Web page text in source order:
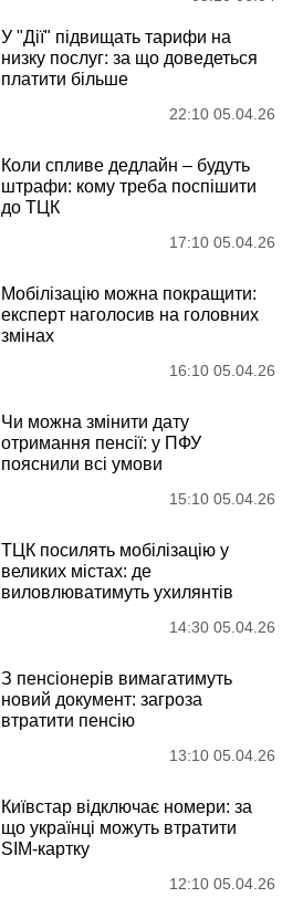
У "Дії" підвищать тарифи на
низку послуг: за що доведеться
платити більше
22:10 05.04.26
Коли спливе дедлайн – будуть
штрафи: кому треба поспішити
до ТЦК
17:10 05.04.26
Мобілізацію можна покращити:
експерт наголосив на головних
змінах
16:10 05.04.26
Чи можна змінити дату
отримання пенсії: у ПФУ
пояснили всі умови
15:10 05.04.26
ТЦК посилять мобілізацію у
великих містах: де
виловлюватимуть ухилянтів
14:30 05.04.26
З пенсіонерів вимагатимуть
новий документ: загроза
втратити пенсію
13:10 05.04.26
Київстар відключає номери: за
що українці можуть втратити
SIM-картку
12:10 05.04.26